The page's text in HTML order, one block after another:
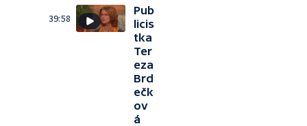
39:58
Pub
licis
tka
Ter
eza
Brd
ečk
ov
á